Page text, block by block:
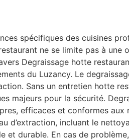
spécifiques des cuisines
ne se limite pas à une
Degraissage hotte
du Luzancy. Le
Sans un entretien hotte
majeurs pour la sécurité.
efficaces et conformes
d’extraction, incluant le
et durable. En cas de